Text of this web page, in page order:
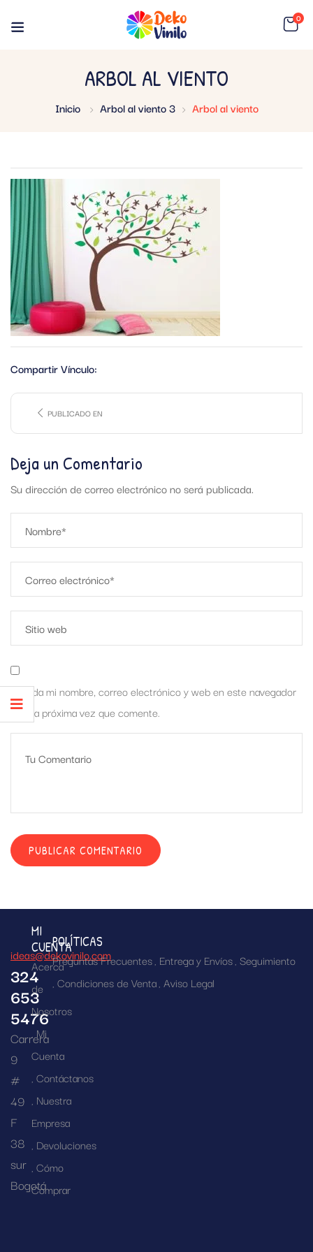
0
ARBOL AL VIENTO
Inicio Arbol al viento 3 Arbol al viento
Compartir Vínculo:
PUBLICADO EN
Deja un Comentario
Su dirección de correo electrónico no será publicada.
Guarda mi nombre, correo electrónico y web en este navegador
para la próxima vez que comente.
ideas@dekovinilo.com
324
653
5476
Carrera
9
#
49
F
38
sur
Bogotá
MI
CUENTA
Acerca
de
Nosotros
Mi
Cuenta
Contáctanos
Nuestra
Empresa
Devoluciones
Cómo
Comprar
POLÍTICAS
Preguntas Frecuentes Entrega y Envíos Seguimiento
Condiciones de Venta Aviso Legal